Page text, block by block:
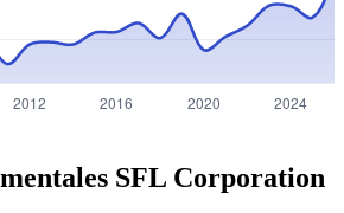
SFL Corporation